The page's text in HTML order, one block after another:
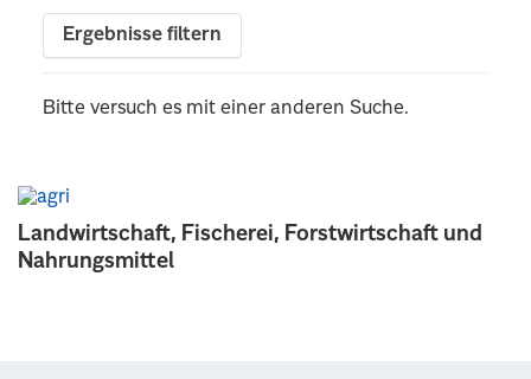
Landwirtschaft, Fischerei, Forstwirtschaft und
Nahrungsmittel
Ergebnisse filtern
Bitte versuch es mit einer anderen Suche.